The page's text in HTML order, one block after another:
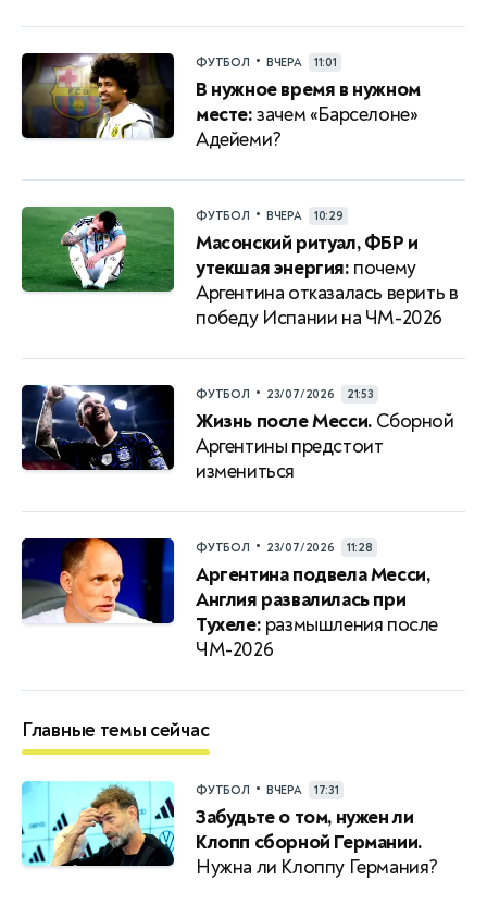
ФУТБОЛ • ВЧЕРА 11:01
В нужное время в нужном
месте:зачем «Барселоне»
Адейеми?
ФУТБОЛ • ВЧЕРА 10:29
Масонский ритуал, ФБР и
утекшая энергия: почему
Аргентина отказалась верить в
победу Испании на ЧМ-2026
ФУТБОЛ • 23/07/2026 21:53
Жизнь после Месси. Сборной
Аргентины предстоит
измениться
ФУТБОЛ • 23/07/2026 11:28
Аргентина подвела Месси,
Англия развалилась при
Тухеле: размышления после
ЧМ-2026
Главные темы сейчас
ФУТБОЛ • ВЧЕРА 17:31
Забудьте о том, нужен ли
Клопп сборной Германии.
Нужна ли Клоппу Германия?